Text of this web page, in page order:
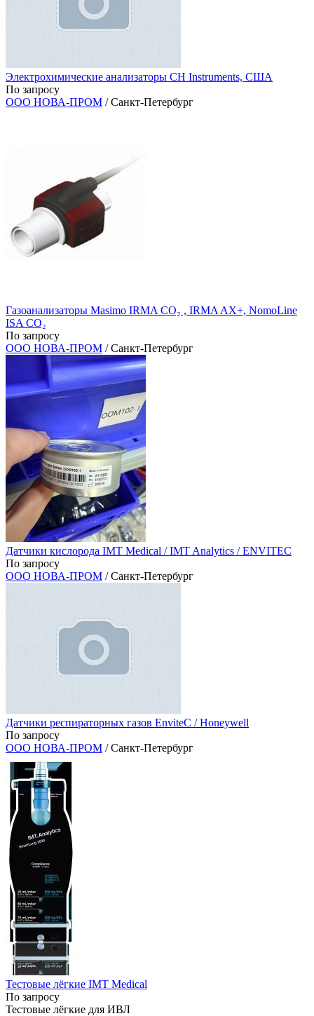
Электрохимические анализаторы CH Instruments, США
По запросу
ООО НОВА-ПРОМ / Санкт-Петербург
Газоанализаторы Masimo IRMA CO₂ , IRMA AX+, NomoLine
ISA CO₂
По запросу
ООО НОВА-ПРОМ / Санкт-Петербург
Датчики кислорода IMT Medical / IMT Analytics / ENVITEC
По запросу
ООО НОВА-ПРОМ / Санкт-Петербург
Датчики респираторных газов EnviteC / Honeywell
По запросу
ООО НОВА-ПРОМ / Санкт-Петербург
Тестовые лёгкие IMT Medical
По запросу
Тестовые лёгкие для ИВЛ